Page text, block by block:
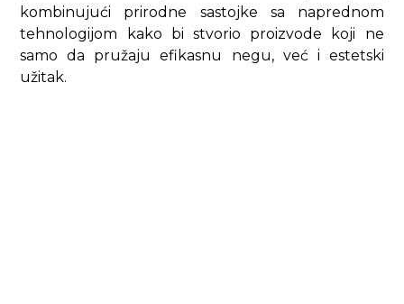
kombinujući prirodne sastojke sa naprednom
tehnologijom kako bi stvorio proizvode koji ne
samo da pružaju efikasnu negu, već i estetski
užitak.